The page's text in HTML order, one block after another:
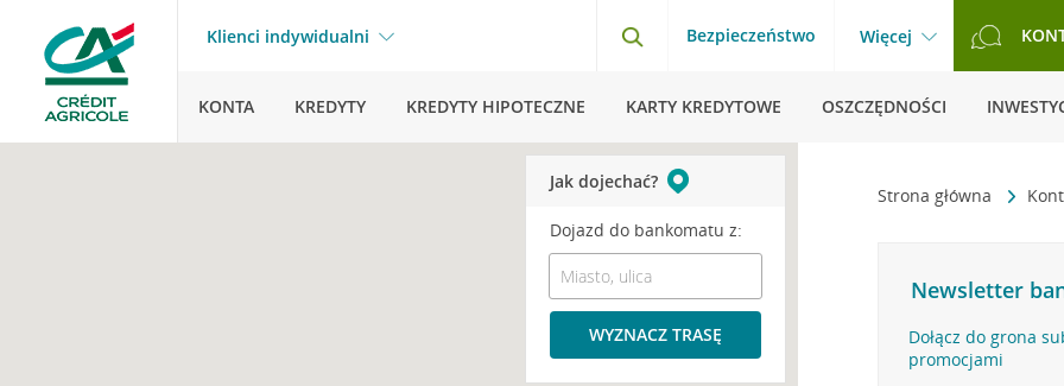
Klienci indywidualni Bezpieczeństwo Więcej
KONTA KREDYTY KREDYTY HIPOTECZNE KARTY KREDYTOWE OSZCZĘDNOŚCI
Strona główna
Newsletter
Dołącz do grona
promocjami
Jak dojechać?
Dojazd do bankomatu z:
WYZNACZ TRASĘ